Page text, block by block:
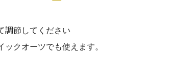
調節してください
クオーツでも使えます。